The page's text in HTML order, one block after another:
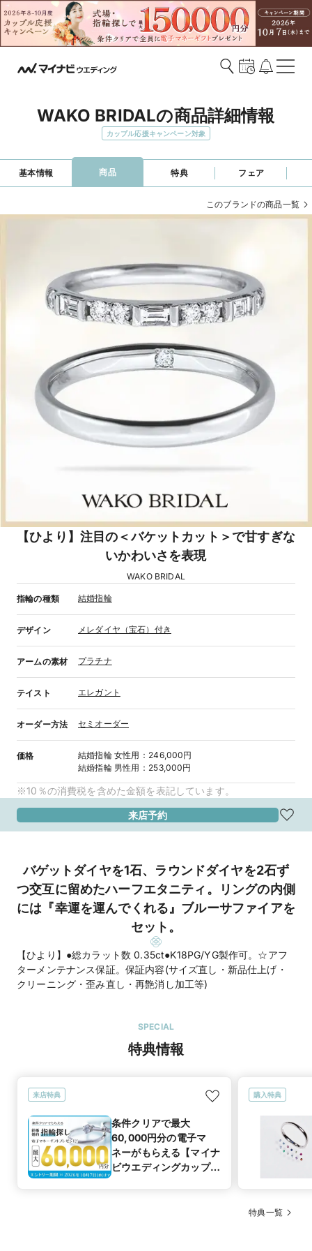
WAKO BRIDALの商品詳細情報
カップル応援キャンペーン対象
基本情報 商品 特典 フェア
このブランドの商品一覧
【ひより】注目の＜バケットカット＞で甘すぎな
いかわいさを表現
WAKO BRIDAL
指輪の種類 結婚指輪
デザイン メレダイヤ（宝石）付き
アームの素材 プラチナ
テイスト エレガント
オーダー方法 セミオーダー
価格 結婚指輪 女性用 ： 246,000円
結婚指輪 男性用 ： 253,000円
※10％の消費税を含めた金額を表記しています。
来店予約
バゲットダイヤを1石、ラウンドダイヤを2石ず
つ交互に留めたハーフエタニティ。リングの内側
には『幸運を運んでくれる』ブルーサファイアを
セット。
【ひより】●総カラット数 0.35ct●K18PG/YG製作可。☆アフ
ターメンテナンス保証。保証内容(サイズ直し・新品仕上げ・
クリーニング・歪み直し・再艶消し加工等)
SPECIAL
特典情報
来店特典
条件クリアで最大
60,000円分の電子マ
ネーがもらえる【マイナ
ビウエディングカップル
購入特典
特典一覧